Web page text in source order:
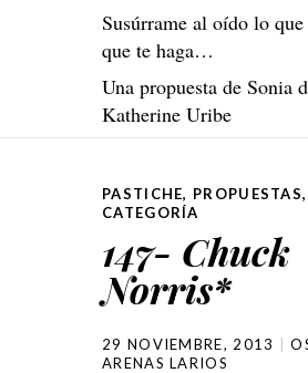
Susúrrame al oído lo
que te haga…
Una propuesta de Sonia
Katherine Uribe
PASTICHE, PROPUESTAS,
CATEGORÍA
147- Chuck
Norris*
29 NOVIEMBRE, 2013
ARENAS LARIOS